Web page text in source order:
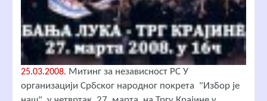
25.03.2008. Митинг за независност РС У
организацији Србског народног покрета "Избор је